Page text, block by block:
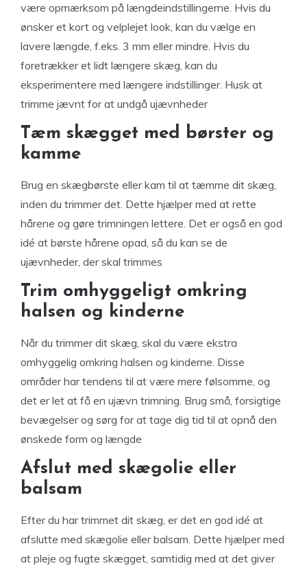
være opmærksom på længdeindstillingerne. Hvis du
ønsker et kort og velplejet look, kan du vælge en
lavere længde, f.eks. 3 mm eller mindre. Hvis du
foretrækker et lidt længere skæg, kan du
eksperimentere med længere indstillinger. Husk at
trimme jævnt for at undgå ujævnheder
Tæm skægget med børster og
kamme
Brug en skægbørste eller kam til at tæmme dit skæg,
inden du trimmer det. Dette hjælper med at rette
hårene og gøre trimningen lettere. Det er også en god
idé at børste hårene opad, så du kan se de
ujævnheder, der skal trimmes
Trim omhyggeligt omkring
halsen og kinderne
Når du trimmer dit skæg, skal du være ekstra
omhyggelig omkring halsen og kinderne. Disse
områder har tendens til at være mere følsomme, og
det er let at få en ujævn trimning. Brug små, forsigtige
bevægelser og sørg for at tage dig tid til at opnå den
ønskede form og længde
Afslut med skægolie eller
balsam
Efter du har trimmet dit skæg, er det en god idé at
afslutte med skægolie eller balsam. Dette hjælper med
at pleje og fugte skægget, samtidig med at det giver